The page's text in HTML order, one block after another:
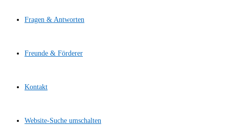
Fragen & Antworten
Freunde & Förderer
Kontakt
Website-Suche umschalten